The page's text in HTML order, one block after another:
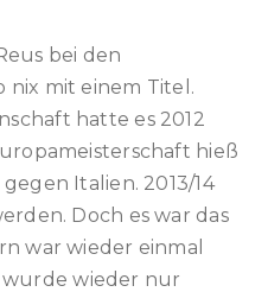
bei den
nix mit einem Titel.
hatte es 2012
hieß
Italien. 2013/14
Doch es war das
war wieder einmal
wieder nur